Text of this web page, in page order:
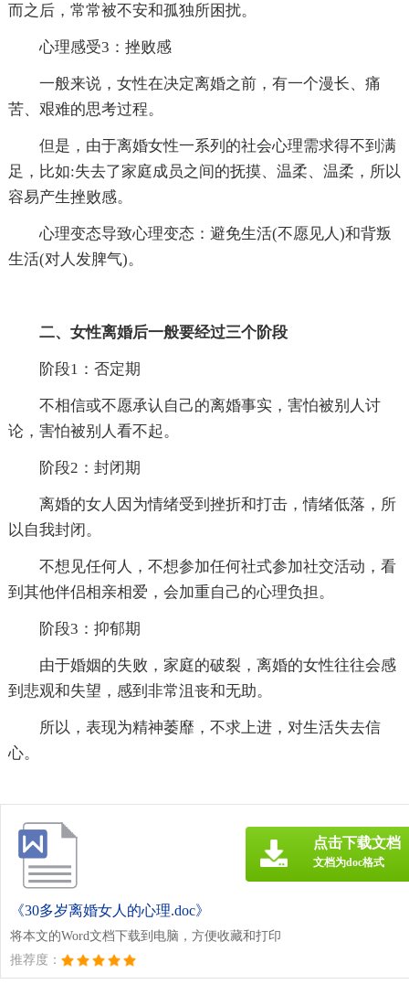
而之后，常常被不安和孤独所困扰。
心理感受3：挫败感
一般来说，女性在决定离婚之前，有一个漫长、痛
苦、艰难的思考过程。
但是，由于离婚女性一系列的社会心理需求得不到满
足，比如:失去了家庭成员之间的抚摸、温柔、温柔，所以
容易产生挫败感。
心理变态导致心理变态：避免生活(不愿见人)和背叛
生活(对人发脾气)。
二、女性离婚后一般要经过三个阶段
阶段1：否定期
不相信或不愿承认自己的离婚事实，害怕被别人讨
论，害怕被别人看不起。
阶段2：封闭期
离婚的女人因为情绪受到挫折和打击，情绪低落，所
以自我封闭。
不想见任何人，不想参加任何社式参加社交活动，看
到其他伴侣相亲相爱，会加重自己的心理负担。
阶段3：抑郁期
由于婚姻的失败，家庭的破裂，离婚的女性往往会感
到悲观和失望，感到非常沮丧和无助。
所以，表现为精神萎靡，不求上进，对生活失去信
心。
《30多岁离婚女人的心理.doc》
将本文的Word文档下载到电脑，方便收藏和打印
推荐度：
点击下载文档
文档为doc格式